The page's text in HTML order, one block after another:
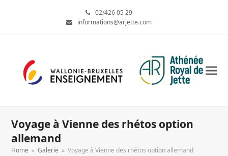
02/426 05 29
informations@arjette.com
Voyage à Vienne des rhétos option
allemand
Home » Galerie » Voyage à Vienne des rhétos option allemand